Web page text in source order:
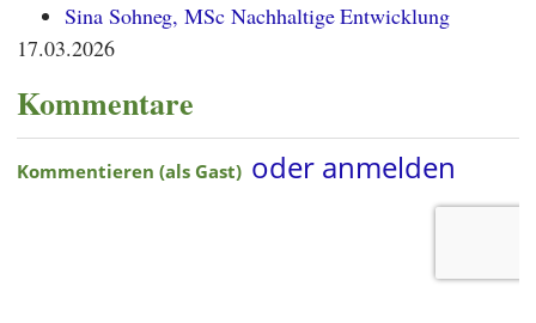
Sina Sohneg, MSc Nachhaltige Entwicklung
17.03.2026
Kommentare